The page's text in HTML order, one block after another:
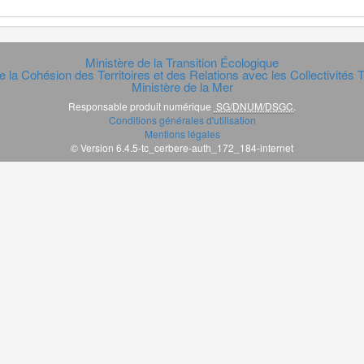
Ministère de la Transition Écologique
la Cohésion des Territoires et des Relations avec les Collectivités
Ministère de la Mer
Responsable produit numérique SG/DNUM/DSGC
Conditions générales d'utilisation
Mentions légales
© Version 6.4.5-tc_cerbere-auth_172_184-internet